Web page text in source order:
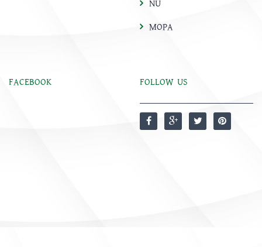
NU
MOPA
FACEBOOK FOLLOW US